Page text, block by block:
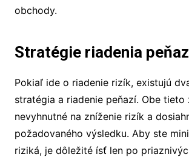
obchody.
Stratégie riadenia
Pokiaľ ide o riadenie rizík, existujú
stratégia a riadenie peňazí. Obe tieto
nevyhnutné na zníženie rizík a
požadovaného výsledku. Aby ste
riziká, je dôležité ísť len po